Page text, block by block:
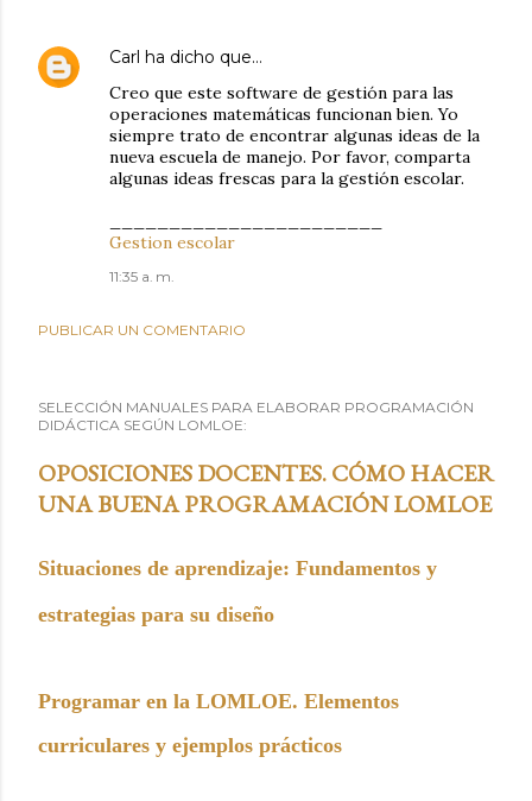
Carl ha dicho que…
Creo que este software de gestión para las
operaciones matemáticas funcionan bien. Yo
siempre trato de encontrar algunas ideas de la
nueva escuela de manejo. Por favor, comparta
algunas ideas frescas para la gestión escolar.
Gestion escolar
11:35 a. m.
PUBLICAR UN COMENTARIO
SELECCIÓN MANUALES PARA ELABORAR PROGRAMACIÓN
DIDÁCTICA SEGÚN LOMLOE:
OPOSICIONES DOCENTES. CÓMO HACER
UNA BUENA PROGRAMACIÓN LOMLOE
Situaciones de aprendizaje: Fundamentos y
estrategias para su diseño
Programar en la LOMLOE. Elementos
curriculares y ejemplos prácticos